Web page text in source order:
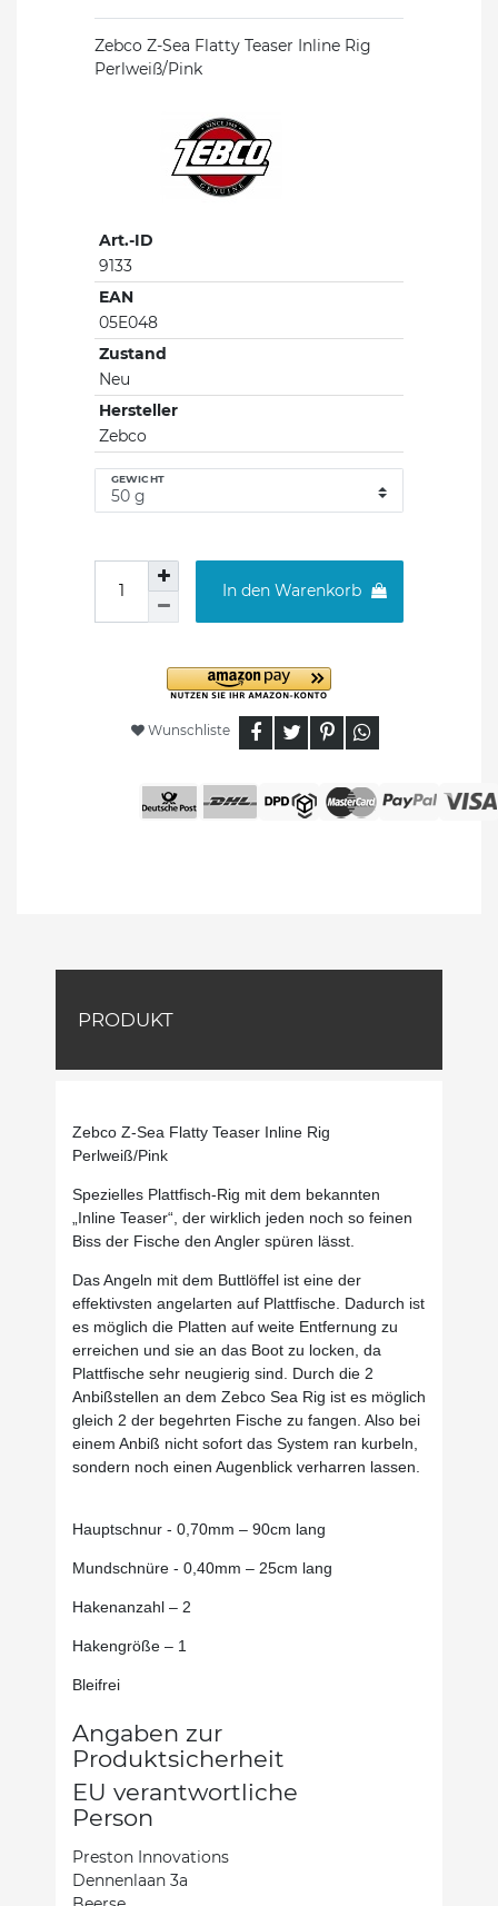
Zebco Z-Sea Flatty Teaser Inline Rig
Perlweiß/Pink
Art.-ID
9133
EAN
05E048
Zustand
Neu
Hersteller
Zebco
GEWICHT
In den Warenkorb
Wunschliste
PRODUKT
Zebco Z-Sea Flatty Teaser Inline Rig
Perlweiß/Pink
Spezielles Plattfisch-Rig mit dem bekannten
„Inline Teaser“, der wirklich jeden noch so feinen
Biss der Fische den Angler spüren lässt.
Das Angeln mit dem Buttlöffel ist eine der
effektivsten angelarten auf Plattfische. Dadurch ist
es möglich die Platten auf weite Entfernung zu
erreichen und sie an das Boot zu locken, da
Plattfische sehr neugierig sind. Durch die 2
Anbißstellen an dem Zebco Sea Rig ist es möglich
gleich 2 der begehrten Fische zu fangen. Also bei
einem Anbiß nicht sofort das System ran kurbeln,
sondern noch einen Augenblick verharren lassen.
Hauptschnur - 0,70mm – 90cm lang
Mundschnüre - 0,40mm – 25cm lang
Hakenanzahl – 2
Hakengröße – 1
Bleifrei
Angaben zur
Produktsicherheit
EU verantwortliche
Person
Preston Innovations
Dennenlaan 3a